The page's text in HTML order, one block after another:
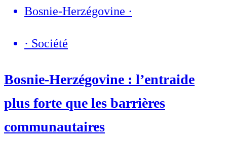
Bosnie-Herzégovine ·
· Société
Bosnie-Herzégovine : l’entraide
plus forte que les barrières
communautaires